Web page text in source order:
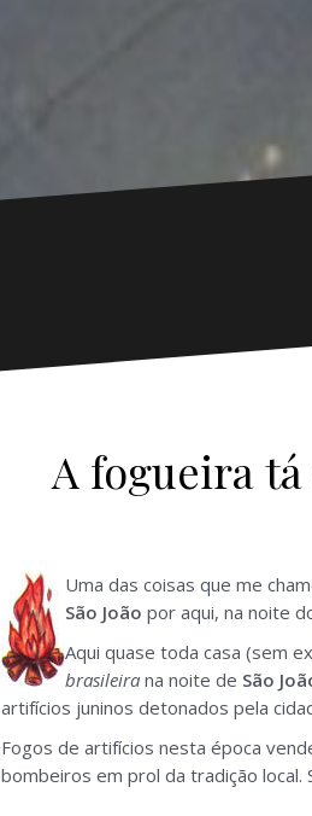
A fogueira
Uma das coisas que me
São João por aqui, na noite
Aqui quase toda casa (sem
brasileira na noite de São
artifícios juninos detonados pela
Fogos de artifícios nesta época
bombeiros em prol da tradição